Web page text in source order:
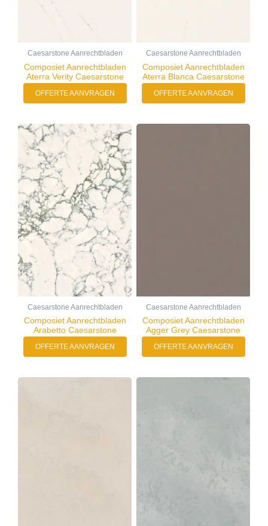
Caesarstone Aanrechtbladen
Composiet Aanrechtbladen
Aterra Verity Caesarstone
OFFERTE AANVRAGEN
Caesarstone Aanrechtbladen
Composiet Aanrechtbladen
Aterra Blanca Caesarstone
OFFERTE AANVRAGEN
Caesarstone Aanrechtbladen
Composiet Aanrechtbladen
Arabetto Caesarstone
OFFERTE AANVRAGEN
Caesarstone Aanrechtbladen
Composiet Aanrechtbladen
Agger Grey Caesarstone
OFFERTE AANVRAGEN